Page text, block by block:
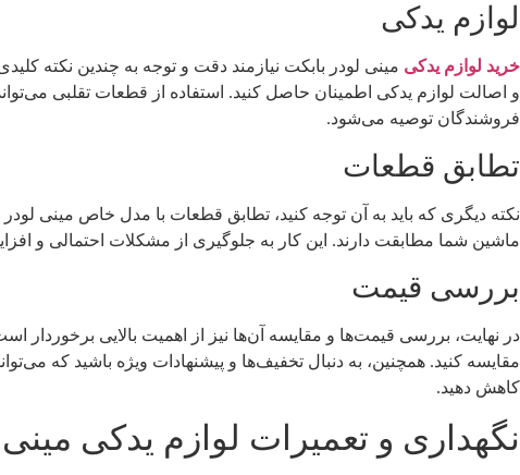
لوازم یدکی
خرید لوازم یدکی مینی لودر بابکت نیازمند دقت و توجه به چندین نکته
و اصالت لوازم یدکی اطمینان حاصل کنید. استفاده از قطعات تقلبی
فروشندگان توصیه می‌شود.
تطابق قطعات
نکته دیگری که باید به آن توجه کنید، تطابق قطعات با مدل خاص مینی
ماشین شما مطابقت دارند. این کار به جلوگیری از مشکلات احتمالی و
بررسی قیمت‌
در نهایت، بررسی قیمت‌ها و مقایسه آن‌ها نیز از اهمیت بالایی برخوردار
مقایسه کنید. همچنین، به دنبال تخفیف‌ها و پیشنهادات ویژه باشید که
کاهش دهید.
نگهداری و تعمیرات لوازم یدکی